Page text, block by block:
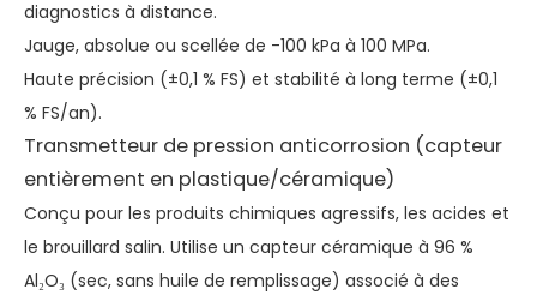
diagnostics à distance.
Jauge, absolue ou scellée de -100 kPa à 100 MPa.
Haute précision (±0,1 % FS) et stabilité à long terme (±0,1
% FS/an).
Transmetteur de pression anticorrosion (capteur
entièrement en plastique/céramique)
Conçu pour les produits chimiques agressifs, les acides et
le brouillard salin. Utilise un capteur céramique à 96 %
Al₂O₃ (sec, sans huile de remplissage) associé à des